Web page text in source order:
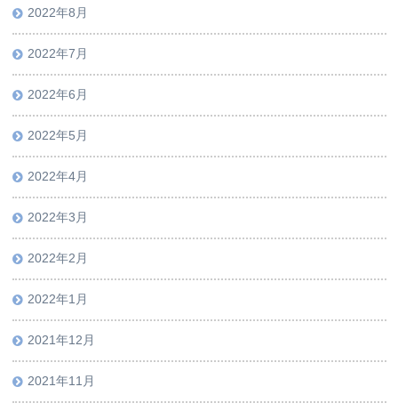
2022年8月
2022年7月
2022年6月
2022年5月
2022年4月
2022年3月
2022年2月
2022年1月
2021年12月
2021年11月